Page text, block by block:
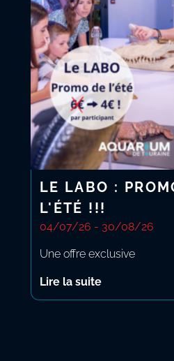
LE LABO :
L'ÉTÉ !!!
04/07/26 - 30/08/26
Une offre exclusive
Lire la suite: Le Labo :